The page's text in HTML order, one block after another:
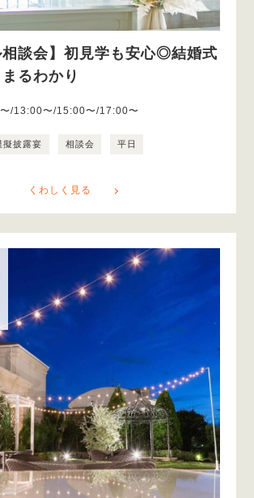
相談会】初見学も安心◎結婚式
るわかり
/13:00〜/15:00〜/17:00〜
擬披露宴 相談会 平日
くわしく見る